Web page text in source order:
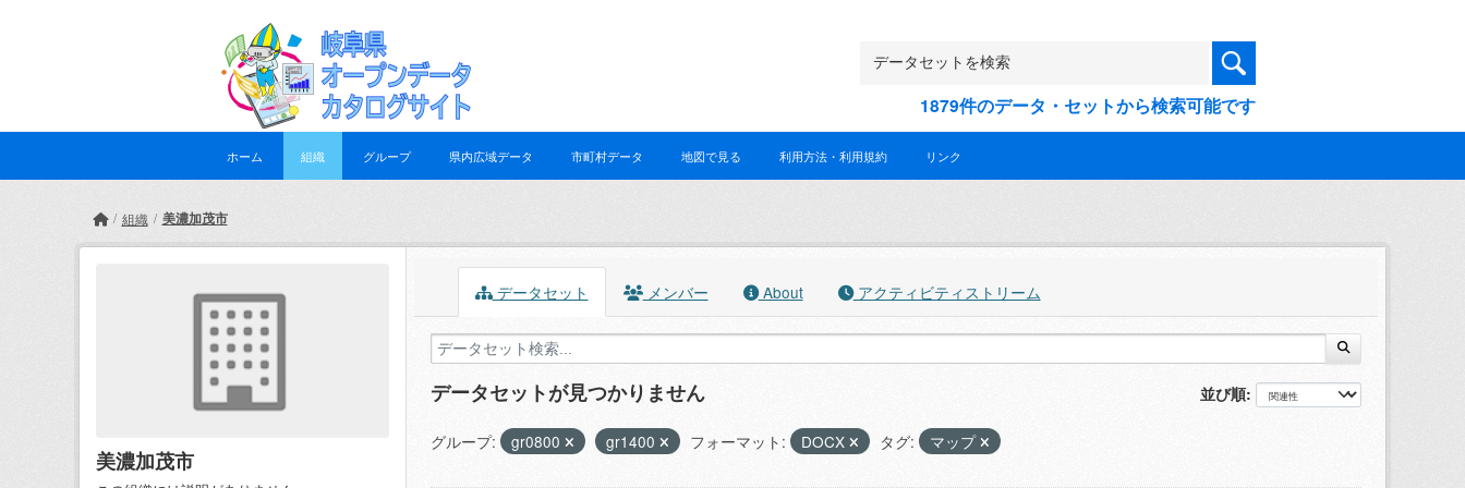
1879件のデータ・セットから検索可能です
ホーム 組織 グループ 県内広域データ 市町村データ 地図で見る 利用方法・利用規約 リンク
組織 美濃加茂市
美濃加茂市
データセット メンバー About アクティビティストリーム
並び順
データセットが見つかりません
グループ: gr0800 gr1400 フォーマット: DOCX タグ: マップ